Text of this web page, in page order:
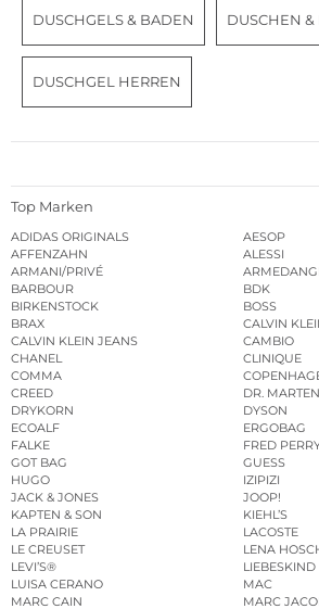
DUSCHGELS & BADEN DUSCHEN &
DUSCHGEL HERREN
Top Marken
ADIDAS ORIGINALS
AESOP
AFFENZAHN
ALESSI
ARMANI/PRIVÉ
BARBOUR
BDK
BIRKENSTOCK
BOSS
BRAX
CALVIN
CALVIN KLEIN JEANS
CAMBIO
CHANEL
CLINIQUE
COMMA
CREED
DR.
DRYKORN
DYSON
ECOALF
ERGOBAG
FALKE
FRED
GOT BAG
GUESS
HUGO
IZIPIZI
JACK & JONES
JOOP!
KAPTEN & SON
KIEHL’S
LA PRAIRIE
LACOSTE
LE CREUSET
LENA
LEVI’S®
LIEBESKIND
LUISA CERANO
MAC
MARC CAIN
MARC